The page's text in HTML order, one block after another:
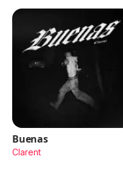
Buenas
Clarent